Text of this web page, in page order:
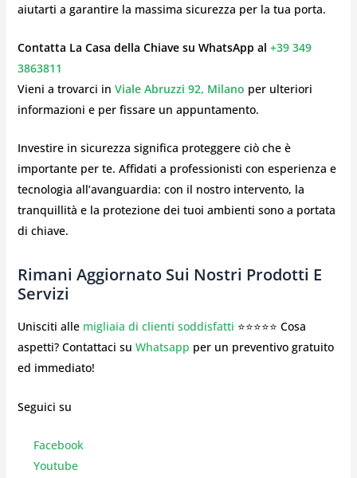
aiutarti a garantire la massima sicurezza per la tua porta.
Contatta La Casa della Chiave su WhatsApp al +39 349
3863811
Vieni a trovarci in Viale Abruzzi 92, Milano per ulteriori
informazioni e per fissare un appuntamento.
Investire in sicurezza significa proteggere ciò che è
importante per te. Affidati a professionisti con esperienza e
tecnologia all’avanguardia: con il nostro intervento, la
tranquillità e la protezione dei tuoi ambienti sono a portata
di chiave.
Rimani Aggiornato Sui Nostri Prodotti E
Servizi
Unisciti alle migliaia di clienti soddisfatti ⭐⭐⭐⭐⭐ Cosa
aspetti? Contattaci su Whatsapp per un preventivo gratuito
ed immediato!
Seguici su
Facebook
Youtube